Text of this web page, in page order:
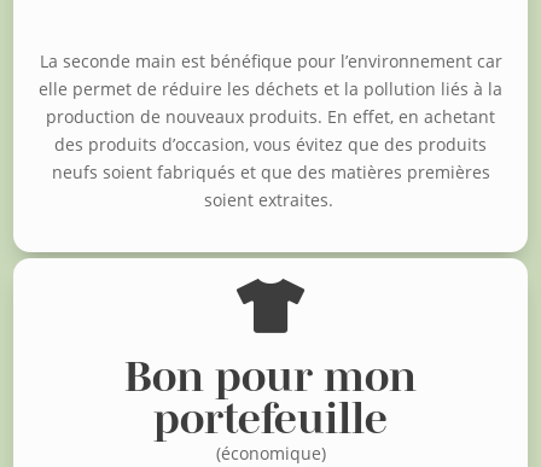
La seconde main est bénéfique pour l’environnement car
elle permet de réduire les déchets et la pollution liés à la
production de nouveaux produits. En effet, en achetant
des produits d’occasion, vous évitez que des produits
neufs soient fabriqués et que des matières premières
soient extraites.

Bon pour mon
portefeuille
(économique)